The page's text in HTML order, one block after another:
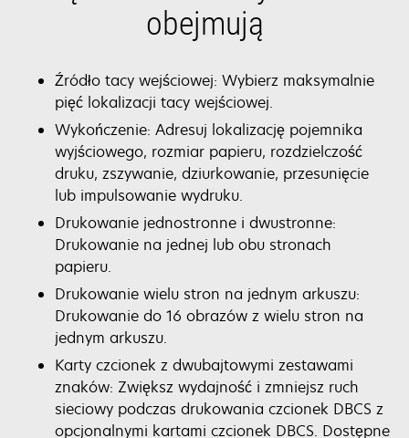
obejmują
Źródło tacy wejściowej: Wybierz maksymalnie
pięć lokalizacji tacy wejściowej.
Wykończenie: Adresuj lokalizację pojemnika
wyjściowego, rozmiar papieru, rozdzielczość
druku, zszywanie, dziurkowanie, przesunięcie
lub impulsowanie wydruku.
Drukowanie jednostronne i dwustronne:
Drukowanie na jednej lub obu stronach
papieru.
Drukowanie wielu stron na jednym arkuszu:
Drukowanie do 16 obrazów z wielu stron na
jednym arkuszu.
Karty czcionek z dwubajtowymi zestawami
znaków: Zwiększ wydajność i zmniejsz ruch
sieciowy podczas drukowania czcionek DBCS z
opcjonalnymi kartami czcionek DBCS. Dostępne